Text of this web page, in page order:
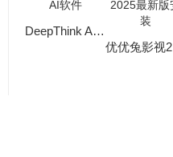
DeepThink AI软件